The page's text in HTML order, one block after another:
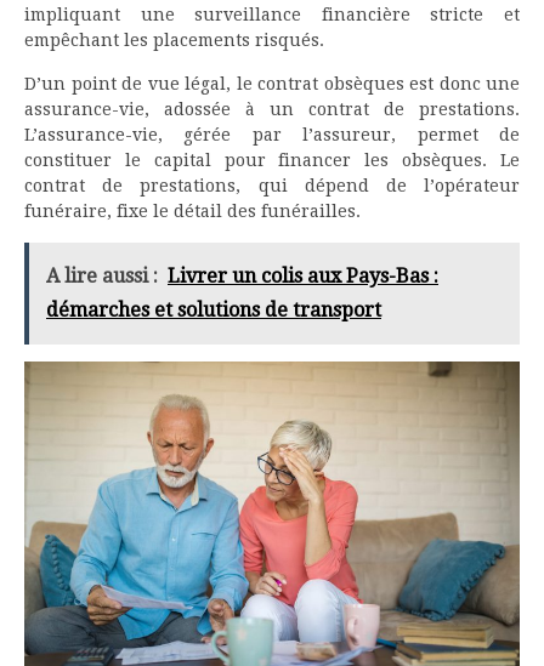
impliquant une surveillance financière stricte et
empêchant les placements risqués.
D’un point de vue légal, le contrat obsèques est donc une
assurance-vie, adossée à un contrat de prestations.
L’assurance-vie, gérée par l’assureur, permet de
constituer le capital pour financer les obsèques. Le
contrat de prestations, qui dépend de l’opérateur
funéraire, fixe le détail des funérailles.
A lire aussi : Livrer un colis aux Pays-Bas :
démarches et solutions de transport